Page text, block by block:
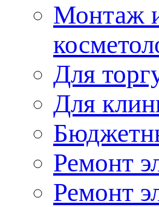
Монтаж
Для
Для
Ремонт
Ремонт